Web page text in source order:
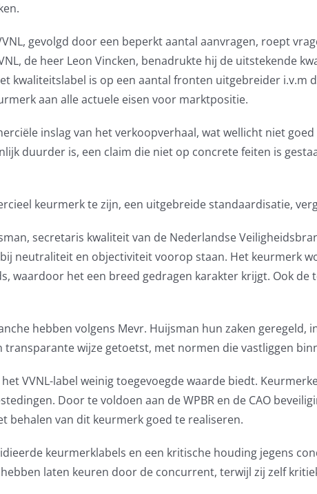
gevolgd door een beperkt aantal aanvragen, roept
de heer Leon Vincken, benadrukte hij de uitstekende
kwaliteitslabel is op een aantal fronten uitgebreider
aan alle actuele eisen voor marktpositie.
inslag van het verkoopverhaal, wat wellicht niet
duurder is, een claim die niet op concrete feiten is
keurmerk te zijn, een uitgebreide standaardisatie,
secretaris kwaliteit van de Nederlandse
neutraliteit en objectiviteit voorop staan. Het keurmerk
waardoor het een breed gedragen karakter krijgt. Ook
hebben volgens Mevr. Huijsman hun zaken geregeld,
wijze getoetst, met normen die vastliggen
VVNL-label weinig toegevoegde waarde biedt.
Door te voldoen aan de WPBR en de CAO
behalen van dit keurmerk goed te realiseren.
keurmerklabels en een kritische houding jegens
laten keuren door de concurrent, terwijl zij zelf